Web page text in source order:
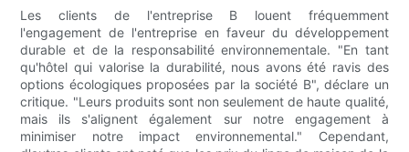
Les clients de l'entreprise B louent fréquemment
l'engagement de l'entreprise en faveur du développement
durable et de la responsabilité environnementale. "En tant
qu'hôtel qui valorise la durabilité, nous avons été ravis des
options écologiques proposées par la société B", déclare un
critique. "Leurs produits sont non seulement de haute qualité,
mais ils s'alignent également sur notre engagement à
minimiser notre impact environnemental." Cependant,